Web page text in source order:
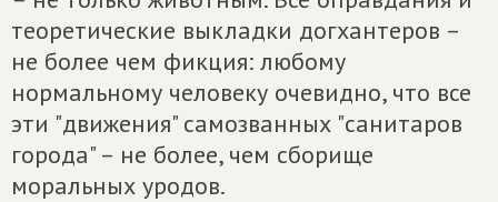
теоретические выкладки догхантеров –
не более чем фикция: любому
нормальному человеку очевидно, что все
эти "движения" самозванных "санитаров
города" – не более, чем сборище
моральных уродов.